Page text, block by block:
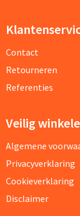
Contact
Retourneren
Referenties
Veilig
Algemene
Privacyverklaring
Cookieverklaring
Disclaimer